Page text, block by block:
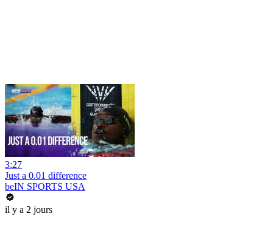
3:27
Just a 0.01 difference
beIN SPORTS USA
il y a 2 jours